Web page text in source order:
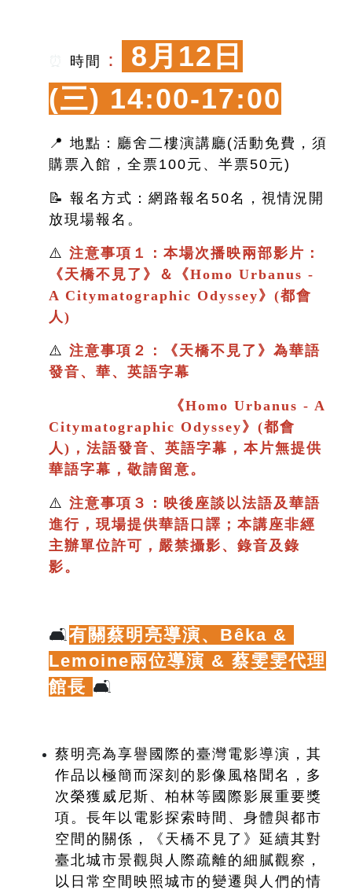
時間 ：
8月12日
(三) 14:00-17:00
📍 地點：廳舍二樓演講廳(活動免費，須
購票入館，全票100元、半票50元)
📝 報名方式：網路報名50名，視情況開
放現場報名。
⚠️ 注意事項１：本場次播映兩部影片：
《天橋不見了 》＆ 《Homo Urbanus -
A Citymatographic Odyssey》(都會
人)
⚠️ 注意事項２： 《天橋不見了 》 為華語
發音、華、英語字幕
《Homo Urbanus - A
Citymatographic Odyssey》(都會
人)，法語發音、英語字幕，本片無提供
華語字幕，敬請留意。
⚠️ 注意事項３：映後座談以法語及華語
進行 ，現場提供華語口譯； 本講座非經
主辦單位許可，嚴禁攝影、錄音及錄
影。
🛋️有關蔡明亮導演、 Bêka &
Lemoine兩位導演 & 蔡雯雯代理
館長 🛋️
蔡明亮為享譽國際的臺灣電影導演，其
作品以極簡而深刻的影像風格聞名，多
次榮獲威尼斯、柏林等國際影展重要獎
項。長年以電影探索時間、身體與都市
空間的關係，《天橋不見了》延續其對
臺北城市景觀與人際疏離的細膩觀察，
以日常空間映照城市的變遷與人們的情